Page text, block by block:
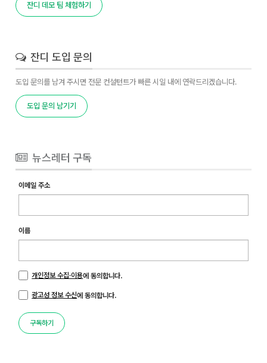
잔디 데모 팀 체험하기
잔디 도입 문의
도입 문의를 남겨 주시면 전문 컨설턴트가 빠른 시일 내에 연락드리겠습니다.
도입 문의 남기기
뉴스레터 구독
이메일 주소
이름
개인정보 수집·이용에 동의합니다.
광고성 정보 수신에 동의합니다.
구독하기